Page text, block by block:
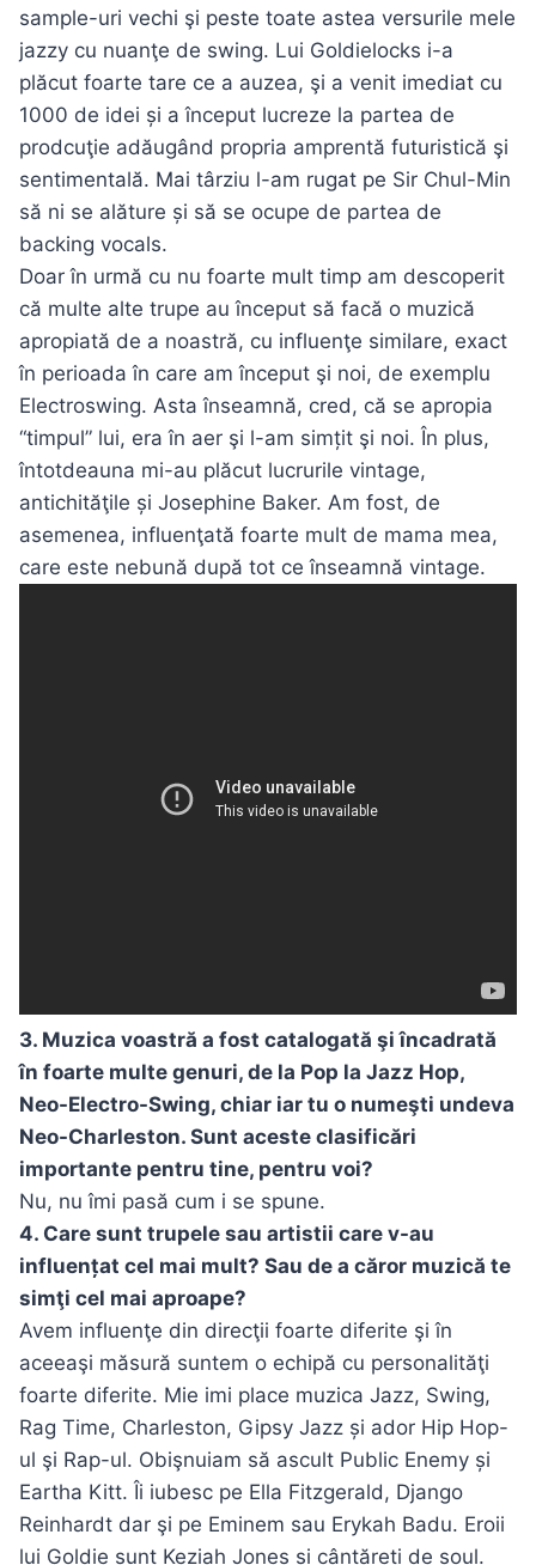
sample-uri vechi şi peste toate astea versurile mele
jazzy cu nuanţe de swing. Lui Goldielocks i-a
plăcut foarte tare ce a auzea, şi a venit imediat cu
1000 de idei și a început lucreze la partea de
prodcuţie adăugând propria amprentă futuristică şi
sentimentală. Mai târziu l-am rugat pe Sir Chul-Min
să ni se alăture și să se ocupe de partea de
backing vocals.
Doar în urmă cu nu foarte mult timp am descoperit
că multe alte trupe au început să facă o muzică
apropiată de a noastră, cu influenţe similare, exact
în perioada în care am început şi noi, de exemplu
Electroswing. Asta înseamnă, cred, că se apropia
“timpul” lui, era în aer şi l-am simțit şi noi. În plus,
întotdeauna mi-au plăcut lucrurile vintage,
antichităţile și Josephine Baker. Am fost, de
asemenea, influenţată foarte mult de mama mea,
care este nebună după tot ce înseamnă vintage.
3. Muzica voastră a fost catalogată şi încadrată
în foarte multe genuri, de la Pop la Jazz Hop,
Neo-Electro-Swing, chiar iar tu o numeşti undeva
Neo-Charleston. Sunt aceste clasificări
importante pentru tine, pentru voi?
Nu, nu îmi pasă cum i se spune.
4. Care sunt trupele sau artistii care v-au
influențat cel mai mult? Sau de a căror muzică te
simţi cel mai aproape?
Avem influenţe din direcţii foarte diferite şi în
aceeaşi măsură suntem o echipă cu personalităţi
foarte diferite. Mie imi place muzica Jazz, Swing,
Rag Time, Charleston, Gipsy Jazz și ador Hip Hop-
ul şi Rap-ul. Obişnuiam să ascult Public Enemy și
Eartha Kitt. Îi iubesc pe Ella Fitzgerald, Django
Reinhardt dar şi pe Eminem sau Erykah Badu. Eroii
lui Goldie sunt Keziah Jones și cântăreți de soul.